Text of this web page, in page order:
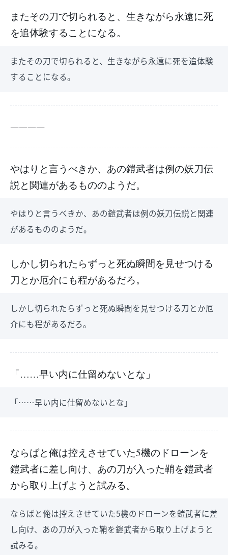
またその刀で切られると、生きながら永遠に死
を追体験することになる。
またその刀で切られると、生きながら永遠に死を追体験
することになる。
――――
やはりと言うべきか、あの鎧武者は例の妖刀伝
説と関連があるもののようだ。
やはりと言うべきか、あの鎧武者は例の妖刀伝説と関連
があるもののようだ。
しかし切られたらずっと死ぬ瞬間を見せつける
刀とか厄介にも程があるだろ。
しかし切られたらずっと死ぬ瞬間を見せつける刀とか厄
介にも程があるだろ。
「……早い内に仕留めないとな」
「……早い内に仕留めないとな」
ならばと俺は控えさせていた5機のドローンを
鎧武者に差し向け、あの刀が入った鞘を鎧武者
から取り上げようと試みる。
ならばと俺は控えさせていた5機のドローンを鎧武者に差
し向け、あの刀が入った鞘を鎧武者から取り上げようと
試みる。